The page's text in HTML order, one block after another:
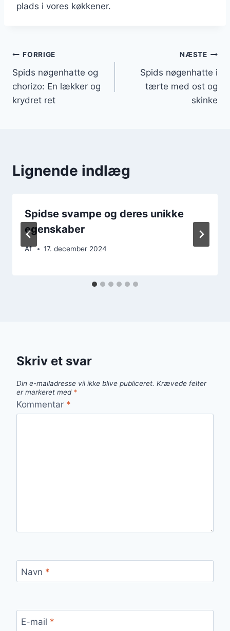
plads i vores køkkener.
Indlægsnavigation
FORRIGE
Spids nøgenhatte og
chorizo: En lækker og
krydret ret
NÆSTE
Spids nøgenhatte i
tærte med ost og
skinke
Lignende indlæg
Spidse svampe og deres unikke
egenskaber
Af 17. december 2024
Skriv et svar
Din e-mailadresse vil ikke blive publiceret. Krævede felter
er markeret med *
Kommentar *
Navn *
E-mail *